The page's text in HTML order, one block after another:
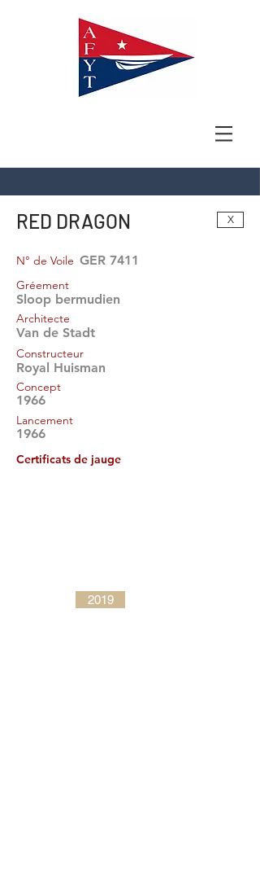
RED DRAGON X
GER 7411
N° de Voile
Gréement
Sloop bermudien
Architecte
Van de Stadt
Constructeur
Royal Huisman
Concept
1966
Lancement
1966
Certificats de jauge
2019